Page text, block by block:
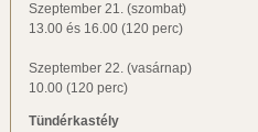
Szeptember 21. (szombat)
13.00 és 16.00 (120 perc)
Szeptember 22. (vasárnap)
10.00 (120 perc)
Tündérkastély